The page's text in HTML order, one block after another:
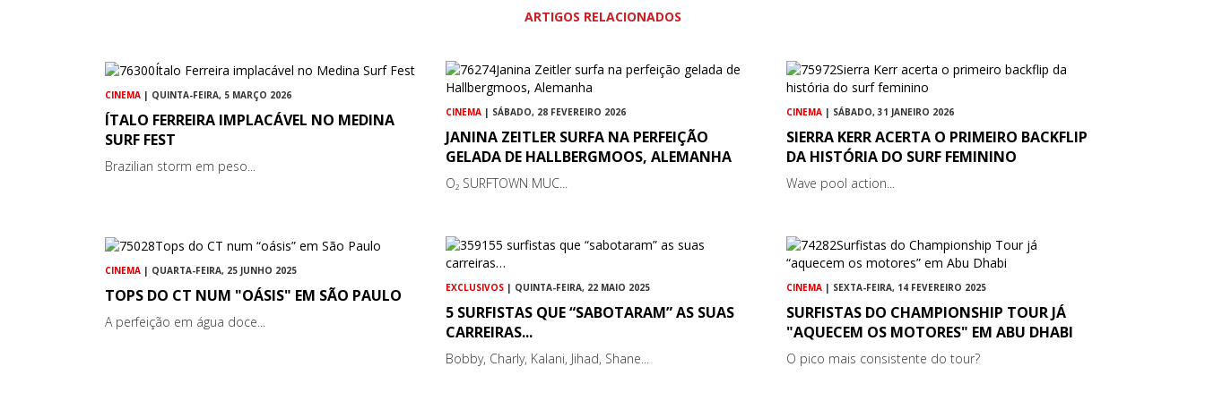
ARTIGOS RELACIONADOS
CINEMA | QUINTA-FEIRA, 5 MARÇO 2026
ÍTALO FERREIRA IMPLACÁVEL NO MEDINA
SURF FEST
Brazilian storm em peso...
CINEMA | SÁBADO, 28 FEVEREIRO 2026
JANINA ZEITLER SURFA NA PERFEIÇÃO
GELADA DE HALLBERGMOOS, ALEMANHA
O₂ SURFTOWN MUC...
CINEMA | SÁBADO, 31 JANEIRO 2026
SIERRA KERR ACERTA O PRIMEIRO BACKFLIP
DA HISTÓRIA DO SURF FEMININO
Wave pool action...
CINEMA | QUARTA-FEIRA, 25 JUNHO 2025
TOPS DO CT NUM "OÁSIS" EM SÃO PAULO
A perfeição em água doce...
EXCLUSIVOS | QUINTA-FEIRA, 22 MAIO 2025
5 SURFISTAS QUE “SABOTARAM” AS SUAS
CARREIRAS...
Bobby, Charly, Kalani, Jihad, Shane...
CINEMA | SEXTA-FEIRA, 14 FEVEREIRO 2025
SURFISTAS DO CHAMPIONSHIP TOUR JÁ
"AQUECEM OS MOTORES" EM ABU DHABI
O pico mais consistente do tour?